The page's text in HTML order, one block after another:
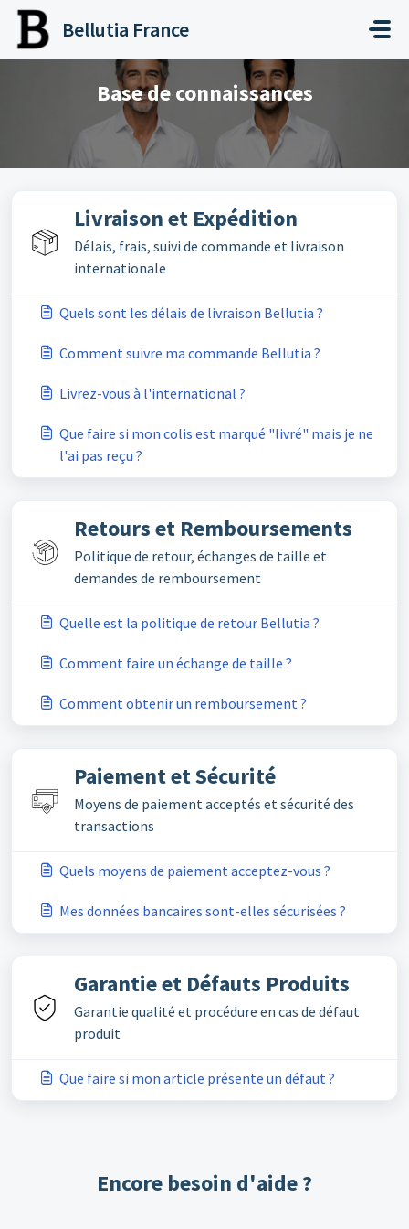
Passer au contenu principal
Bellutia France
Base de connaissances
Livraison et Expédition
Délais, frais, suivi de commande et livraison
internationale
Quels sont les délais de livraison Bellutia ?
Comment suivre ma commande Bellutia ?
Livrez-vous à l'international ?
Que faire si mon colis est marqué "livré" mais je ne
l'ai pas reçu ?
Retours et Remboursements
Politique de retour, échanges de taille et
demandes de remboursement
Quelle est la politique de retour Bellutia ?
Comment faire un échange de taille ?
Comment obtenir un remboursement ?
Paiement et Sécurité
Moyens de paiement acceptés et sécurité des
transactions
Quels moyens de paiement acceptez-vous ?
Mes données bancaires sont-elles sécurisées ?
Garantie et Défauts Produits
Garantie qualité et procédure en cas de défaut
produit
Que faire si mon article présente un défaut ?
Encore besoin d'aide ?